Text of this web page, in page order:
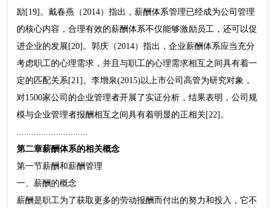
励[19]。戴春燕（2014）指出，薪酬体系管理已经成为公司管理
的核心内容，合理有效的薪酬体系不仅能够激励员工，还可以促
进企业的发展[20]。郭庆（2014）指出，企业薪酬体系应当充分
考虑职工的心理需求，并且与职工的心理需求相互之间具有着一
定的匹配关系[21]。李增泉(2015)以上市公司高管为研究对象，
对1500家公司的企业管理者开展了实证分析，结果表明，公司规
模与企业管理者报酬相互之间具有着明显的正相关[22]。
第二章薪酬体系的相关概念
第一节薪酬和薪酬管理
一、薪酬的概念
薪酬是职工为了获取更多的劳动报酬而付出的努力和投入，它不